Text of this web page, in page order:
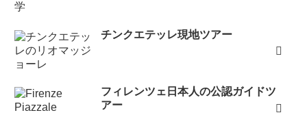
チンクエテッレ現地ツアー
フィレンツェ日本人の公認ガイドツ
アー